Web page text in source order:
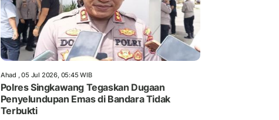
Ahad , 05 Jul 2026, 05:45 WIB
Polres Singkawang Tegaskan Dugaan
Penyelundupan Emas di Bandara Tidak
Terbukti